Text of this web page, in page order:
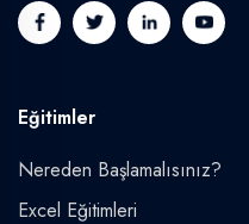
Eğitimler
Nereden Başlamalısınız?
Excel Eğitimleri